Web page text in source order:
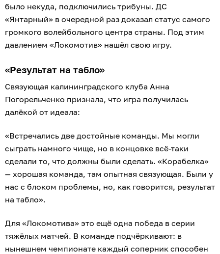
было некуда, подключились трибуны. ДС
«Янтарный» в очередной раз доказал статус самого
громкого волейбольного центра страны. Под этим
давлением «Локомотив» нашёл свою игру.
«Результат на табло»
Связующая калининградского клуба Анна
Погорельченко признала, что игра получилась
далёкой от идеала:
«Встречались две достойные команды. Мы могли
сыграть намного чище, но в концовке всё-таки
сделали то, что должны были сделать. «Корабелка»
— хорошая команда, там опытная связующая. Были у
нас с блоком проблемы, но, как говорится, результат
на табло».
Для «Локомотива» это ещё одна победа в серии
тяжёлых матчей. В команде подчёркивают: в
нынешнем чемпионате каждый соперник способен